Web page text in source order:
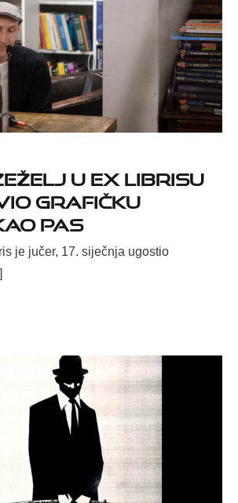
u Ex librisu
grafičku
pas
je jučer, 17. siječnja ugostio